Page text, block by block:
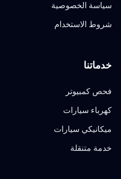
سياسة الخصوصية
شروط الاستخدام
خدماتنا
فحص كمبيوتر
كهرباء سيارات
ميكانيكي سيارات
خدمة متنقلة